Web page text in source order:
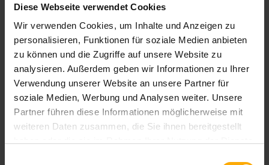
Diese Webseite verwendet Cookies
Wir verwenden Cookies, um Inhalte und Anzeigen zu
personalisieren, Funktionen für soziale Medien anbieten
zu können und die Zugriffe auf unsere Website zu
analysieren. Außerdem geben wir Informationen zu Ihrer
Verwendung unserer Website an unsere Partner für
soziale Medien, Werbung und Analysen weiter. Unsere
Partner führen diese Informationen möglicherweise mit
weiteren Daten zusammen, die Sie ihnen bereitgestellt
Anpassung an seine Bedürfnisse hervorruft. Dieses
Gefühl ist auch Grund dafür, dass viele Firmen höhere
Abschlussraten verzeichnen, nachdem sie auch Inbound
Sales in Ihre Strategie aufgenommen haben.
Ein passendesCRM Systemsammelt wertvolle
Informationen und verwaltet die Kundenbeziehungen,
digitale Prozesse bzw. Marketing Automation – z.B. die
vonHubSpot– erleichtern die Kommunikation. Worauf